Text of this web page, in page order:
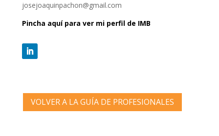
josejoaquinpachon@gmail.com
Pincha aquí para ver mi perfil de IMB
VOLVER A LA GUÍA DE PROFESIONALES